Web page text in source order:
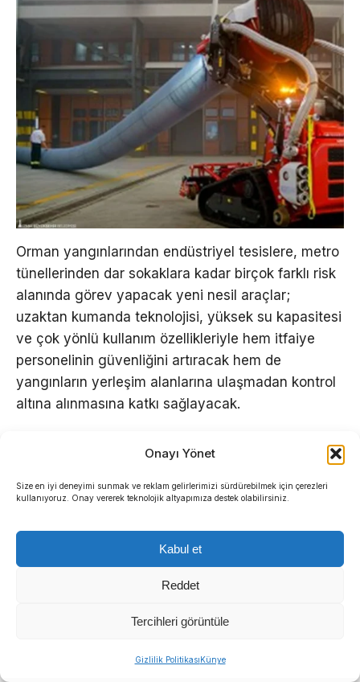
Onayı Yönet
Size en iyi deneyimi sunmak ve reklam gelirlerimizi sürdürebilmek için çerezleri
kullanıyoruz. Onay vererek teknolojik altyapımıza destek olabilirsiniz.
Kabul et
Reddet
Tercihleri görüntüle
Gizlilik PolitikasıKünye
Orman yangınlarından endüstriyel tesislere, metro
tünellerinden dar sokaklara kadar birçok farklı risk
alanında görev yapacak yeni nesil araçlar;
uzaktan kumanda teknolojisi, yüksek su kapasitesi
ve çok yönlü kullanım özellikleriyle hem itfaiye
personelinin güvenliğini artıracak hem de
yangınların yerleşim alanlarına ulaşmadan kontrol
altına alınmasına katkı sağlayacak.
teslim alınırken, filoya 2 insansız yangın söndürme
robotu ile çok sayıda özel amaçlı itfaiye aracı da